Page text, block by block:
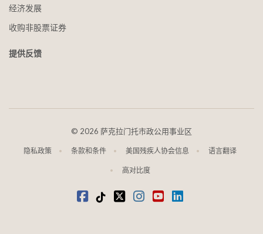
经济发展
收购非股票证券
提供反馈
© 2026 萨克拉门托市政公用事业区
隐私政策 条款和条件 美国残疾人协会信息 语言翻译
高对比度
在 Facebook 上
抖音叽叽喳喳
Instagram
视频LinkedIn